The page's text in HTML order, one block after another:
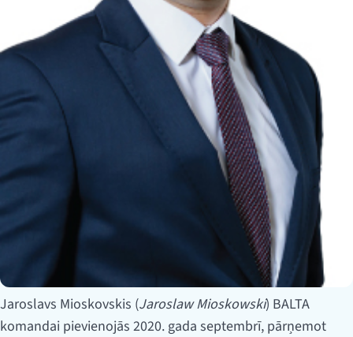
Jaroslavs Mioskovskis (Jaroslaw Mioskowski) BALTA
komandai pievienojās 2020. gada septembrī, pārņemot